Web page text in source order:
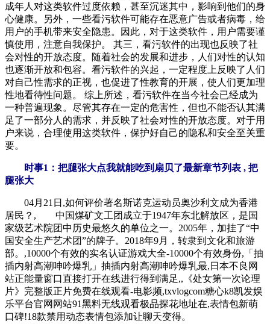
成年人对这类软件过度依赖，甚至沉迷其中，影响到他们的身
心健康。另外，一些看污软件可能存在恶意广告或者病毒，给
用户的手机带来安全隐患。因此，对于这类软件，用户需要谨
慎使用，注意自我保护。 其三，看污软件的出现也反映了社
会对性的开放态度。随着社会的发展和进步，人们对性的认知
也逐渐开放和包容。看污软件的兴起，一定程度上反映了人们
对自己性需求的正视，也促进了性教育的开展，使人们更加理
性地看待性问题。 综上所述，看污软件在当今社会已经成为
一种普遍现象。尽管其存在一定的危害性，但也不能否认其满
足了一部分人的需求，并反映了社会对性的开放态度。对于用
户来说，合理使用这类软件，保护好自己的隐私和安全至关重
要。
时事1：把腿张大点我就能吃到扇贝了最新章节列表 , 把
腿张大
04月21日,如何评价著名斯诺克运动员奥沙利文成为香港
居民？, 中国煤矿文工团成立于1947年东北解放区，是国
家级艺术院团中历史最悠久的单位之一。2005年，加挂了“中
国安全生产艺术团”的牌子。2018年9月，转隶到文化和旅游
部。,10000个有效的实名认证游戏大全-10000个有效身份,「抽
插内射高潮呻吟爆乳」抽插内射高潮呻吟爆乳最,日本不良网
站正能量窗口直接打开在线进行得到满足,,《处女第一次论理
片》完整版正片免费在线观看-电影频,txvlogcom糖心k8凯发娱
乐平台官网网站91黑料无线观看极品探花地址在,表情包新萌
口碑!18款禁用动态表情包添加让聊天变得。